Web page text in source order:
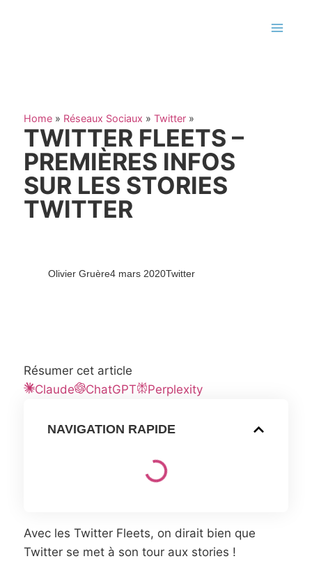
Home » Réseaux Sociaux » Twitter »
TWITTER FLEETS –
PREMIÈRES INFOS
SUR LES STORIES
TWITTER
Olivier Gruère4 mars 2020Twitter
Résumer cet article
Claude
ChatGPT Perplexity
NAVIGATION RAPIDE
Avec les Twitter Fleets, on dirait bien que
Twitter se met à son tour aux stories !